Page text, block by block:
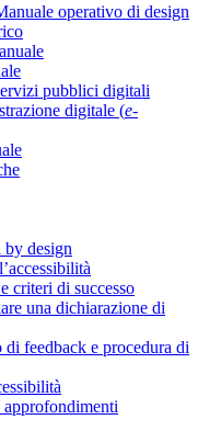
operativo di design
pubblici digitali
digitale (e-
by design
criteri di successo
una dichiarazione di
di feedback e procedura di